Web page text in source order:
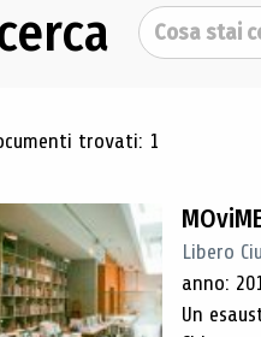
Cerca
di
trovati: 1
Libero
anno:
Un